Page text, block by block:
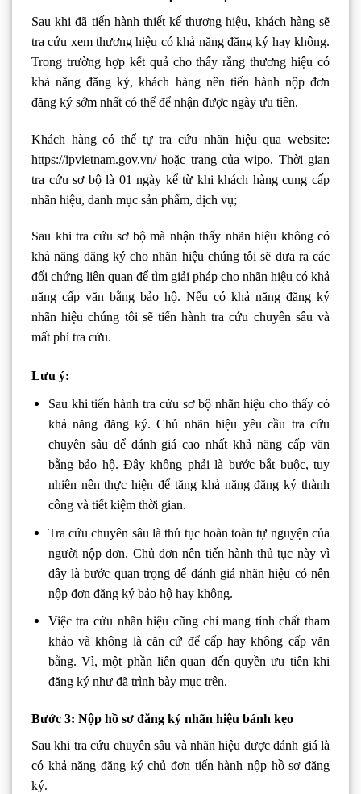
Sau khi đã tiến hành thiết kế thương hiệu, khách hàng sẽ
tra cứu xem thương hiệu có khả năng đăng ký hay không.
Trong trường hợp kết quả cho thấy rằng thương hiệu có
khả năng đăng ký, khách hàng nên tiến hành nộp đơn
đăng ký sớm nhất có thể để nhận được ngày ưu tiên.
Khách hàng có thể tự tra cứu nhãn hiệu qua website:
https://ipvietnam.gov.vn/ hoặc trang của wipo. Thời gian
tra cứu sơ bộ là 01 ngày kể từ khi khách hàng cung cấp
nhãn hiệu, danh mục sản phẩm, dịch vụ;
Sau khi tra cứu sơ bộ mà nhận thấy nhãn hiệu không có
khả năng đăng ký cho nhãn hiệu chúng tôi sẽ đưa ra các
đối chứng liên quan để tìm giải pháp cho nhãn hiệu có khả
năng cấp văn bằng bảo hộ. Nếu có khả năng đăng ký
nhãn hiệu chúng tôi sẽ tiến hành tra cứu chuyên sâu và
mất phí tra cứu.
Lưu ý:
Sau khi tiến hành tra cứu sơ bộ nhãn hiệu cho thấy có
khả năng đăng ký. Chủ nhãn hiệu yêu cầu tra cứu
chuyên sâu để đánh giá cao nhất khả năng cấp văn
bằng bảo hộ. Đây không phải là bước bắt buộc, tuy
nhiên nên thực hiện để tăng khả năng đăng ký thành
công và tiết kiệm thời gian.
Tra cứu chuyên sâu là thủ tục hoàn toàn tự nguyện của
người nộp đơn. Chủ đơn nên tiến hành thủ tục này vì
đây là bước quan trọng để đánh giá nhãn hiệu có nên
nộp đơn đăng ký bảo hộ hay không.
Việc tra cứu nhãn hiệu cũng chỉ mang tính chất tham
khảo và không là căn cứ để cấp hay không cấp văn
bằng. Vì, một phần liên quan đến quyền ưu tiên khi
đăng ký như đã trình bày mục trên.
Bước 3: Nộp hồ sơ đăng ký nhãn hiệu bánh kẹo
Sau khi tra cứu chuyên sâu và nhãn hiệu được đánh giá là
có khả năng đăng ký chủ đơn tiến hành nộp hồ sơ đăng
ký.